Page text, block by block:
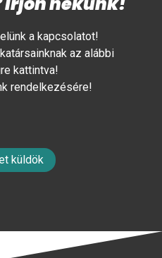
a kapcsolatot!
az alábbi
kattintva!
rendelkezésére!
küldök